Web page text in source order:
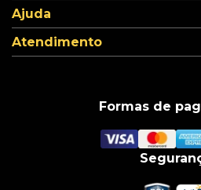
Ajuda
Atendimento
Formas de